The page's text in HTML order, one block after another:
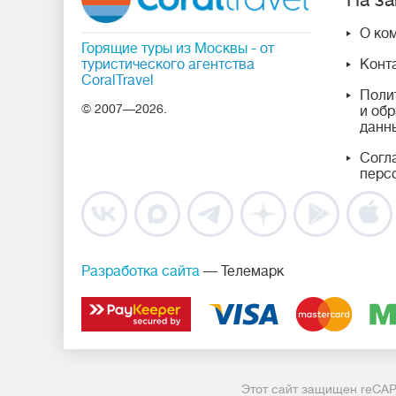
Горящие туры из Москвы - от
туристического агентства
CoralTravel
© 2007—2026.
О
и
Разработка сайта — Телемарк
Этот сайт защищен